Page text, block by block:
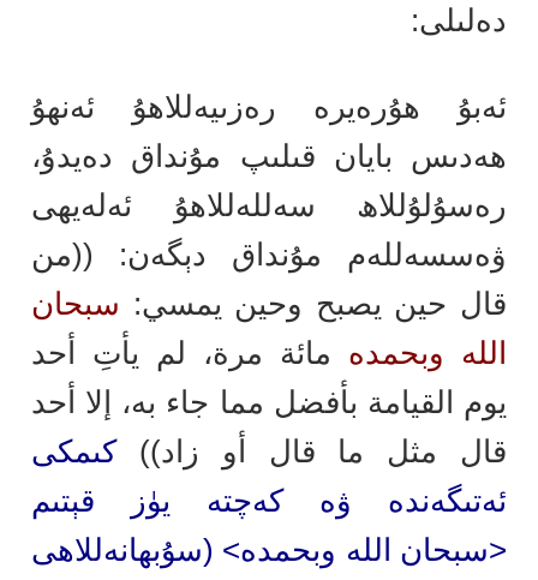
دەلىلى:
ئەبۇ ھۇرەيرە رەزىيەللاھۇ ئەنھۇ
ھەدىس بايان قىلىپ مۇنداق دەيدۇ،
رەسۇلۇللاھ سەللەللاھۇ ئەلەيھى
ۋەسسەللەم مۇنداق دېگەن: ((من
قال حين يصبح وحين يمسي: سبحان
الله وبحمده مائة مرة، لم يأتِ أحد
يوم القيامة بأفضل مما جاء به، إلا أحد
قال مثل ما قال أو زاد))كىمكى
ئەتىگەندە ۋە كەچتە يۈز قېتىم
<سبحان الله وبحمده> (سۇبھانەللاھى